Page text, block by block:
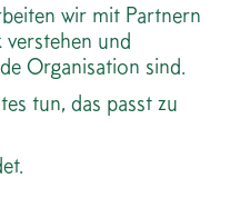
wir mit Partnern
und
Organisation sind.
tun, das passt zu